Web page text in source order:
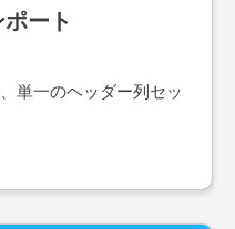
ート
単一のヘッダー列セッ